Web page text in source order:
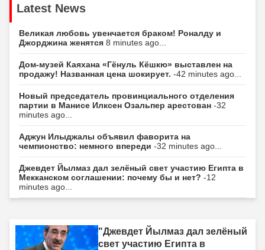
Latest News
Великая любовь увенчается браком! Роналду и
Джорджина женятся 8 minutes ago...
Дом-музей Каяхана «Гёнуль Кёшкю» выставлен на
продажу! Названная цена шокирует. -42 minutes ago...
Новый председатель провинциального отделения
партии в Манисе Илксен Озальпер арестован -32
minutes ago...
Аджун Илыджалы объявил фаворита на
чемпионство: немного впереди -32 minutes ago...
Джевдет Йылмаз дал зелёный свет участию Египта в
Мекканском соглашении: почему бы и нет? -12
minutes ago...
"Джевдет Йылмаз дал зелёный
свет участию Египта в